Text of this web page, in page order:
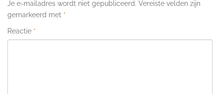
Je e-mailadres wordt niet gepubliceerd. Vereiste velden zijn
gemarkeerd met *
Reactie *